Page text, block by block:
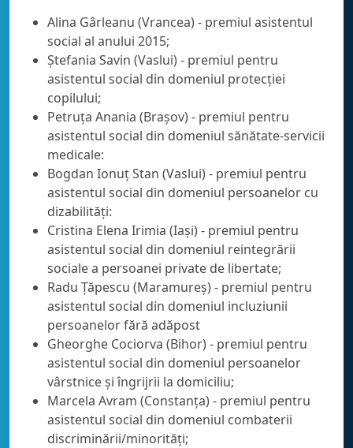
Alina Gârleanu (Vrancea) - premiul asistentul
social al anului 2015;
Ștefania Savin (Vaslui) - premiul pentru
asistentul social din domeniul protecției
copilului;
Petruța Anania (Brașov) - premiul pentru
asistentul social din domeniul sănătate-servicii
medicale:
Bogdan Ionuț Stan (Vaslui) - premiul pentru
asistentul social din domeniul persoanelor cu
dizabilități:
Cristina Elena Irimia (Iași) - premiul pentru
asistentul social din domeniul reintegrării
sociale a persoanei private de libertate;
Radu Țăpescu (Maramureș) - premiul pentru
asistentul social din domeniul incluziunii
persoanelor fără adăpost
Gheorghe Cociorva (Bihor) - premiul pentru
asistentul social din domeniul persoanelor
vârstnice și îngrijrii la domiciliu;
Marcela Avram (Constanța) - premiul pentru
asistentul social din domeniul combaterii
discriminării/minorități;